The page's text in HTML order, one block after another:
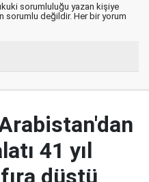
sorumluluğu yazan kişiye
sorumlu değildir. Her bir yorum
41 yıl
düştü